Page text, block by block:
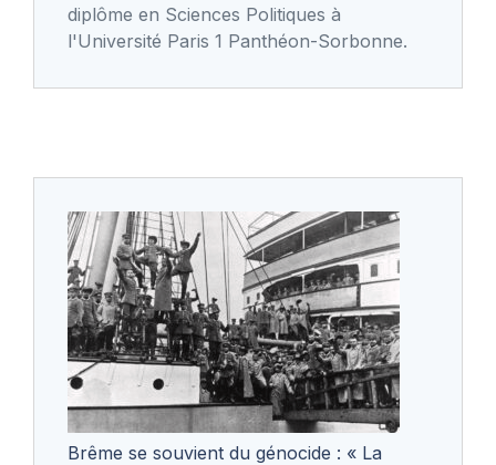
diplôme en Sciences Politiques à
l'Université Paris 1 Panthéon-Sorbonne.
Brême se souvient du génocide : « La